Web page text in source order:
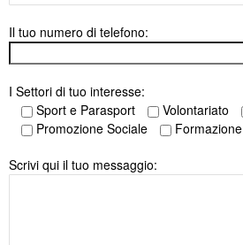
Il tuo numero di telefono:
I Settori di tuo interesse:
Sport e Parasport
Volontariato
Promozione Sociale
Formazione
Scrivi qui il tuo messaggio: